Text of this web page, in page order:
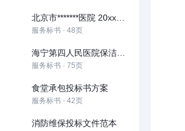
服务标书 · 48页
服务标书 · 75页
食堂承包投标书方案
服务标书 · 42页
消防维保投标文件范本